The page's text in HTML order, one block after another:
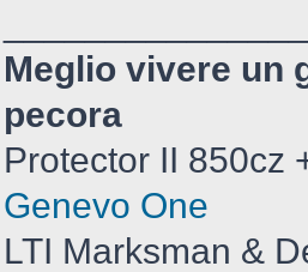
Meglio vivere un
pecora
Protector II 850cz
Genevo One
LTI Marksman &